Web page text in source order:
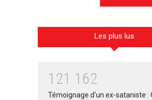
Les plus lus
1 21 1 62
Témoignage d'un ex-sataniste :